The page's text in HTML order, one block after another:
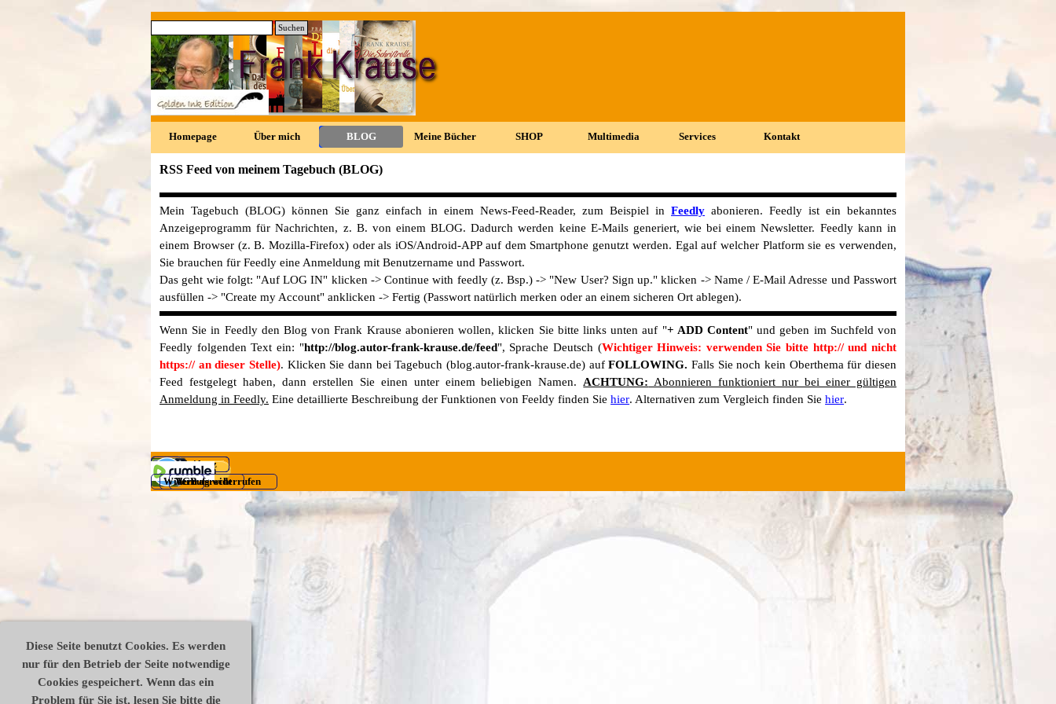
Diese Seite benutzt Cookies. Es werden
nur für den Betrieb der Seite notwendige
Cookies gespeichert. Wenn das ein
Problem für Sie ist, lesen Sie bitte die
Direkt zum Seiteninhalt
Suchen
0
Menü überspringen
Homepage Über mich ▼
BLOG ▼
Meine Bücher ▼
SHOP ▼
Multimedia ▼
Services ▼
Kontakt
RSS Feed von meinem Tagebuch (BLOG)
Mein Tagebuch (BLOG) können Sie ganz einfach in einem News-Feed-Reader, zum Beispiel in Feedlyabonieren. Feedly ist ein bekanntes
Anzeigeprogramm für Nachrichten, z. B. von einem BLOG. Dadurch werden keine E-Mails generiert, wie bei einem Newsletter. Feedly kann in
einem Browser (z. B. Mozilla-Firefox) oder als iOS/Android-APP auf dem Smartphone genutzt werden. Egal auf welcher Platform sie es verwenden,
Sie brauchen für Feedly eine Anmeldung mit Benutzername und Passwort.
Das geht wie folgt: "Auf LOG IN" klicken -> Continue with feedly (z. Bsp.) -> "New User? Sign up." klicken -> Name / E-Mail Adresse und Passwort
ausfüllen -> "Create my Account" anklicken -> Fertig (Passwort natürlich merken oder an einem sicheren Ort ablegen).
Wenn Sie in Feedly den Blog von Frank Krause abonieren wollen, klicken Sie bitte links unten auf "+ ADD Content" und geben im Suchfeld von
Feedly folgenden Text ein: "http://blog.autor-frank-krause.de/feed", Sprache Deutsch (Wichtiger Hinweis: verwenden Sie bitte http:// und nicht
https:// an dieser Stelle). Klicken Sie dann bei Tagebuch (blog.autor-frank-krause.de) aufFOLLOWING. Falls Sie noch kein Oberthema für diesen
Feed festgelegt haben, dann erstellen Sie einen unter einem beliebigen Namen. ACHTUNG: Abonnieren funktioniert nur bei einer gültigen
Anmeldung in Feedly. Eine detaillierte Beschreibung der Funktionen von Feeldy finden Siehier. Alternativen zum Vergleich finden Siehier.
Datenschutz
Disclaimer
Impressum
AGB
Widerrufsrecht
Vertrag widerrufen